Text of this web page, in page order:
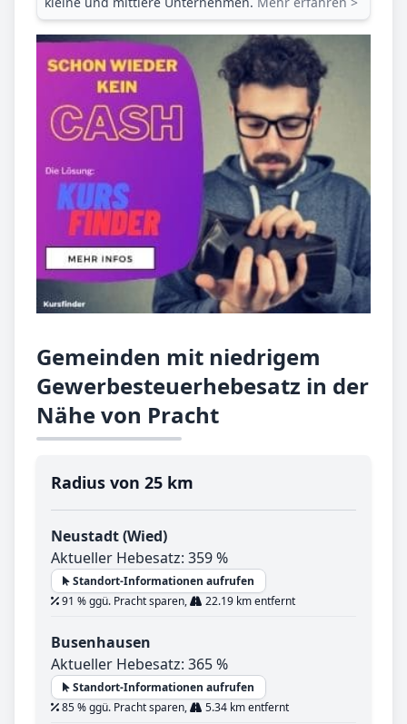
Gemeinden mit niedrigem
Gewerbesteuerhebesatz in der
Nähe von Pracht
Radius von 25 km
Neustadt (Wied)
Aktueller Hebesatz: 359 %
Standort-Informationen aufrufen
91 % ggü. Pracht sparen,
22.19 km entfernt
Busenhausen
Aktueller Hebesatz: 365 %
Standort-Informationen aufrufen
85 % ggü. Pracht sparen,
5.34 km entfernt